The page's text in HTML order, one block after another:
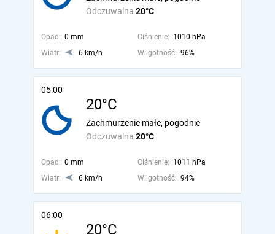
Odczuwalna 20°C
Opad: 0 mm Ciśnienie: 1010 hPa
Wiatr:
6 km/h Wilgotność: 96%
05:00
20°C
Odczuwalna 20°C
Zachmurzenie małe, pogodnie
Opad: 0 mm Ciśnienie: 1011 hPa
Wiatr:
6 km/h Wilgotność: 94%
06:00
20°C